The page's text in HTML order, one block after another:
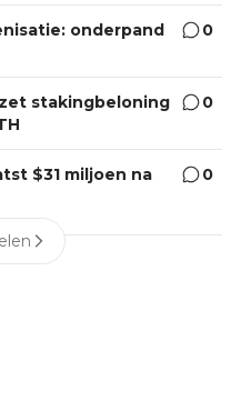
onderpand
0
stakingbeloning
0
$31 miljoen na
0